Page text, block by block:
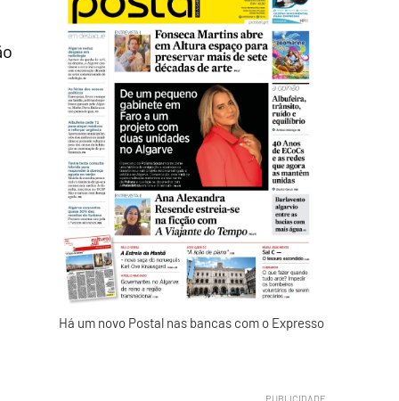
Há um novo Postal nas bancas com o Expresso